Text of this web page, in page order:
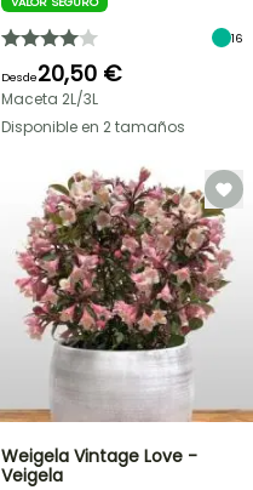
16
Desde20,50 €
Maceta 2L/3L
Disponible en 2 tamaños
Weigela Vintage Love -
Veigela